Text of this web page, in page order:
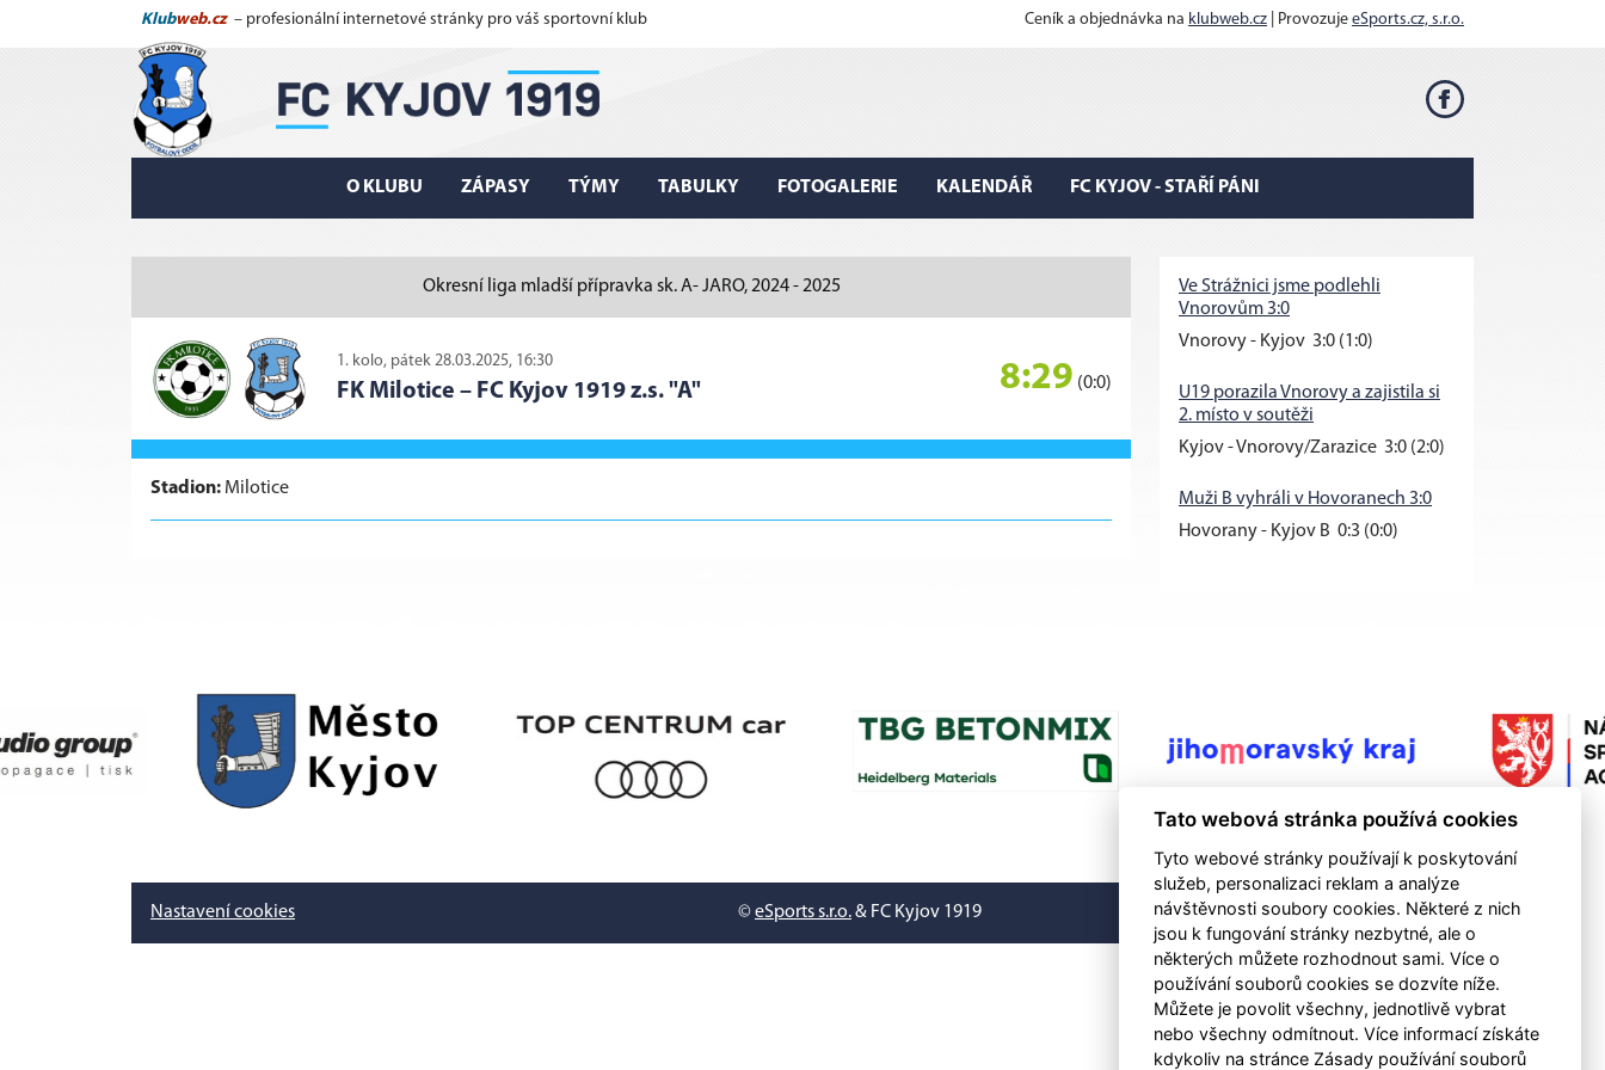
Klubweb.cz – profesionální internetové stránky pro váš sportovní klub Ceník a objednávka na klubweb.cz | Provozuje eSports.cz, s.r.o.
O KLUBU ZÁPASY TÝMY TABULKY FOTOGALERIE KALENDÁŘ FC KYJOV - STAŘÍ PÁNI
Okresní liga mladší přípravka sk. A- JARO, 2024 - 2025
1. kolo, pátek 28.03.2025, 16:30
FK Milotice – FC Kyjov 1919 z.s. "A" 8:29 (0:0)
Stadion: Milotice
Ve Strážnici jsme podlehli
Vnorovům 3:0
Vnorovy - Kyjov 3:0 (1:0)
U19 porazila Vnorovy a zajistila si
2. místo v soutěži
Kyjov - Vnorovy/Zarazice 3:0 (2:0)
Muži B vyhráli v Hovoranech 3:0
Hovorany - Kyjov B 0:3 (0:0)
Nastavení cookies ©eSports s.r.o.& FC Kyjov 1919 RSS
Tato webová stránka používá cookies
Tyto webové stránky používají k poskytování
služeb, personalizaci reklam a analýze
návštěvnosti soubory cookies. Některé z nich
jsou k fungování stránky nezbytné, ale o
některých můžete rozhodnout sami. Více o
používání souborů cookies se dozvíte níže.
Můžete je povolit všechny, jednotlivě vybrat
nebo všechny odmítnout. Více informací získáte
kdykoliv na stránce Zásady používání souborů